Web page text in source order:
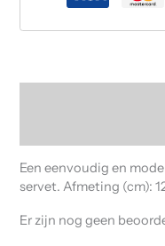
Een eenvoudig en
servet. Afmeting (cm):
Er zijn nog geen